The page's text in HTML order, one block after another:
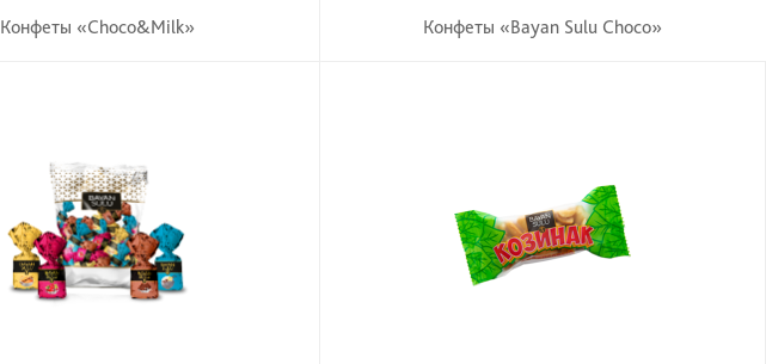
Конфеты «Choco&Milk» Конфеты «Bayan Sulu Choco»